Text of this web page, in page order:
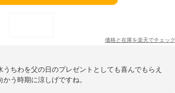
価格と在庫を楽天でチェック
ちわを父の日のプレゼントとしても喜んでもらえ
う時期に涼しげですね。